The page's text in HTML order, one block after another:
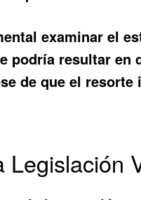
examinar el
podría resultar
de que el
Legislación